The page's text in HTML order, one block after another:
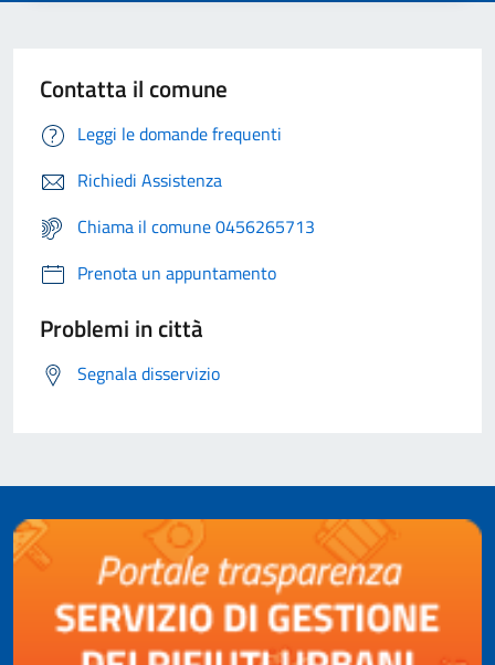
Contatta il comune
Leggi le domande frequenti
Richiedi Assistenza
Chiama il comune 0456265713
Prenota un appuntamento
Problemi in città
Segnala disservizio